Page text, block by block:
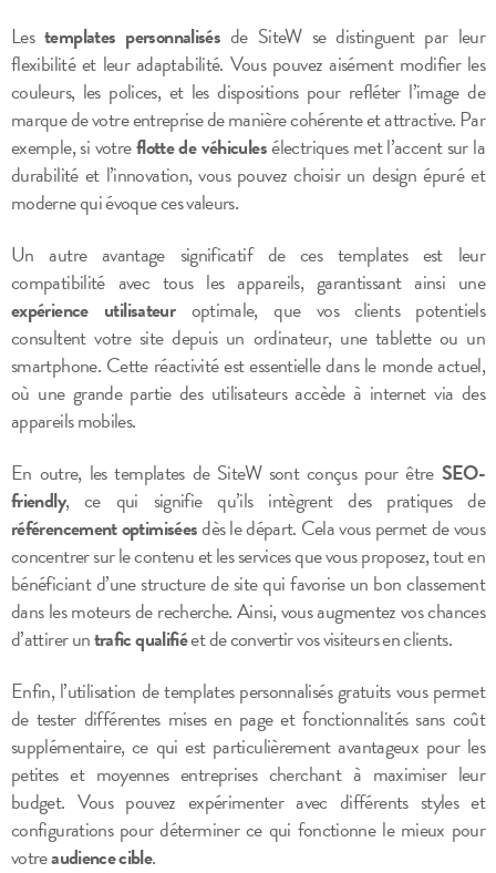
Lestemplates personnalisés de SiteW se distinguent par leur
flexibilité et leur adaptabilité. Vous pouvez aisément modifier les
couleurs, les polices, et les dispositions pour refléter l’image de
marque de votre entreprise de manière cohérente et attractive. Par
exemple, si votreflotte de véhiculesélectriques met l’accent sur la
durabilité et l’innovation, vous pouvez choisir un design épuré et
moderne qui évoque ces valeurs.
Un autre avantage significatif de ces templates est leur
compatibilité avec tous les appareils, garantissant ainsi une
expérience utilisateuroptimale, que vos clients potentiels
consultent votre site depuis un ordinateur, une tablette ou un
smartphone. Cette réactivité est essentielle dans le monde actuel,
où une grande partie des utilisateurs accède à internet via des
appareils mobiles.
En outre, les templates de SiteW sont conçus pour être SEO-
friendly, ce qui signifie qu’ils intègrent des pratiques de
référencement optimiséesdès le départ. Cela vous permet de vous
concentrer sur le contenu et les services que vous proposez, tout en
bénéficiant d’une structure de site qui favorise un bon classement
dans les moteurs de recherche. Ainsi, vous augmentez vos chances
d’attirer untrafic qualifiéet de convertir vos visiteurs en clients.
Enfin, l’utilisation de templates personnalisés gratuits vous permet
de tester différentes mises en page et fonctionnalités sans coût
supplémentaire, ce qui est particulièrement avantageux pour les
petites et moyennes entreprises cherchant à maximiser leur
budget. Vous pouvez expérimenter avec différents styles et
configurations pour déterminer ce qui fonctionne le mieux pour
votreaudience cible.